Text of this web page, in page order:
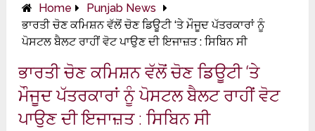
Home
Punjab News
ਭਾਰਤੀ ਚੋਣ ਕਮਿਸ਼ਨ ਵੱਲੋਂ ਚੋਣ ਡਿਊਟੀ ‘ਤੇ ਮੌਜੂਦ ਪੱਤਰਕਾਰਾਂ ਨੂੰ
ਪੋਸਟਲ ਬੈਲਟ ਰਾਹੀਂ ਵੋਟ ਪਾਉਣ ਦੀ ਇਜਾਜ਼ਤ : ਸਿਬਿਨ ਸੀ
ਭਾਰਤੀ ਚੋਣ ਕਮਿਸ਼ਨ ਵੱਲੋਂ ਚੋਣ ਡਿਊਟੀ ‘ਤੇ
ਮੌਜੂਦ ਪੱਤਰਕਾਰਾਂ ਨੂੰ ਪੋਸਟਲ ਬੈਲਟ ਰਾਹੀਂ ਵੋਟ
ਪਾਉਣ ਦੀ ਇਜਾਜ਼ਤ : ਸਿਬਿਨ ਸੀ